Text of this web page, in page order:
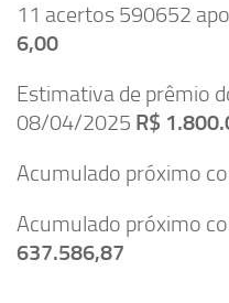
11 acertos 590652
6,00
Estimativa de prêmio
08/04/2025 R$
Acumulado próximo
Acumulado próximo
637.586,87